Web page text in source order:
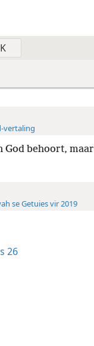
vertaling
God behoort, maar
se Getuies vir 2019
26